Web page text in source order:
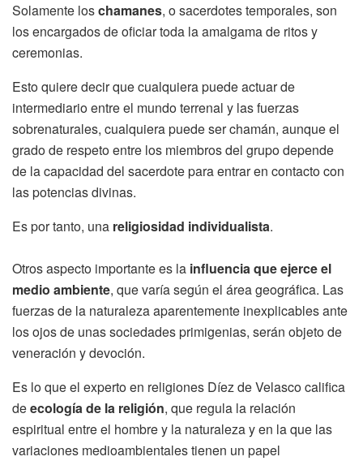
Solamente loschamanes, o sacerdotes temporales, son
los encargados de oficiar toda la amalgama de ritos y
ceremonias.
Esto quiere decir que cualquiera puede actuar de
intermediario entre el mundo terrenal y las fuerzas
sobrenaturales, cualquiera puede ser chamán, aunque el
grado de respeto entre los miembros del grupo depende
de la capacidad del sacerdote para entrar en contacto con
las potencias divinas.
Es por tanto, una religiosidad individualista.
Otros aspecto importante es la influencia que ejerce el
medio ambiente, que varía según el área geográfica. Las
fuerzas de la naturaleza aparentemente inexplicables ante
los ojos de unas sociedades primigenias, serán objeto de
veneración y devoción.
Es lo que el experto en religiones Díez de Velasco califica
deecología de la religión, que regula la relación
espiritual entre el hombre y la naturaleza y en la que las
variaciones medioambientales tienen un papel